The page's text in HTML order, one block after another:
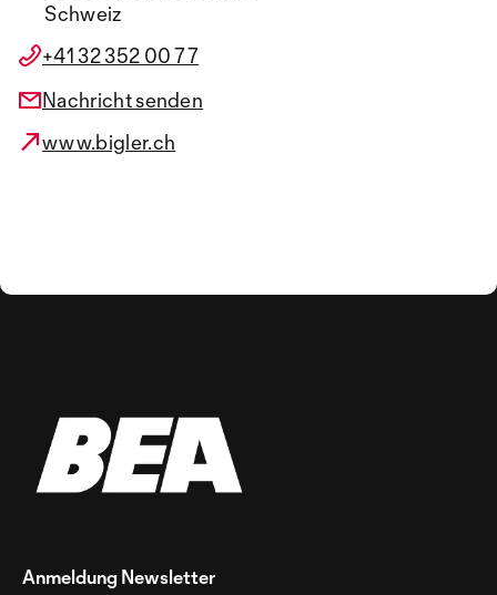
Schweiz
+41 32 352 00 77
Nachricht senden
www.bigler.ch
Anmeldung Newsletter